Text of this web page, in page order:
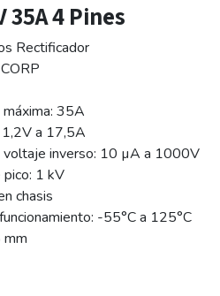
35A 4 Pines
Rectificador
35A
a 17,5A
voltaje inverso: 10 µA a 1000V
pico: 1 kV
chasis
-55°C a 125°C